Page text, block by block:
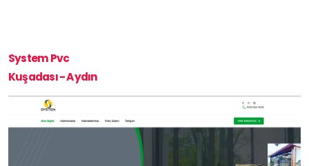
System Pvc
Kuşadası - Aydın